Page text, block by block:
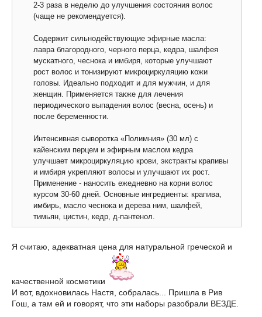
2-3 раза в неделю до улучшения состояния волос
(чаще не рекомендуется).
Содержит сильнодействующие эфирные масла:
лавра благородного, черного перца, кедра, шалфея
мускатного, чеснока и имбиря, которые улучшают
рост волос и тонизируют микроциркуляцию кожи
головы. Идеально подходит и для мужчин, и для
женщин. Применяется также для лечения
периодического выпадения волос (весна, осень) и
после беременности.
Интенсивная сыворотка «Полимния» (30 мл) с
кайенским перцем и эфирным маслом кедра
улучшает микроциркуляцию крови, экстракты крапивы
и имбиря укрепляют волосы и улучшают их рост.
Применение - наносить ежедневно на корни волос
курсом 30-60 дней. Основные ингредиенты: крапива,
имбирь, масло чеснока и дерева ним, шалфей,
тимьян, цистин, кедр, д-пантенол.
Я считаю, адекватная цена для натуральной греческой и
качественной косметики
И вот, вдохновилась Настя, собралась... Пришла в Рив
Гош, а там ей и говорят, что эти наборы разобрали ВЕЗДЕ.